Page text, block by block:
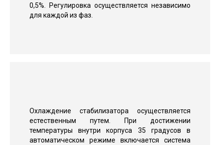
0,5%. Регулировка осуществляется независимо
для каждой из фаз.
Охлаждение стабилизатора осуществляется
естественным путем. При достижении
температуры внутри корпуса 35 градусов в
автоматическом режиме включается система